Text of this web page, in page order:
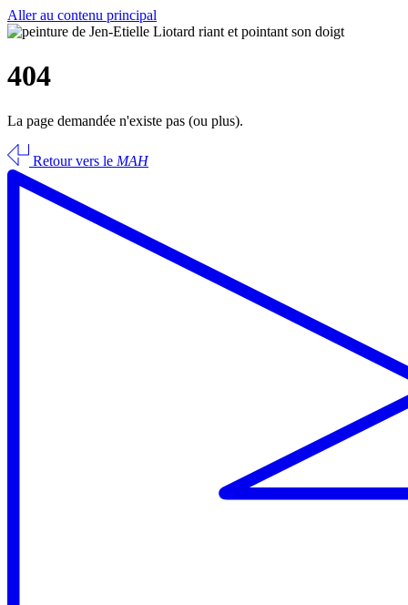
Aller au contenu principal
404
La page demandée n'existe pas (ou plus).
Retour vers le MAH